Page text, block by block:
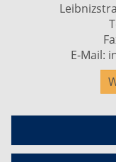
E-Mail: